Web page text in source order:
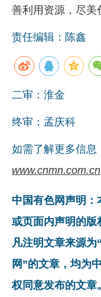
善利用资源，尽美
责任编辑：陈鑫
二审：淮金
终审：孟庆科
如需了解更多信息
www.cnmn.com.cn
中国有色网声明
或页面内声明的版
凡注明文章来源
网”的文章，均为
权同意发布的文章。